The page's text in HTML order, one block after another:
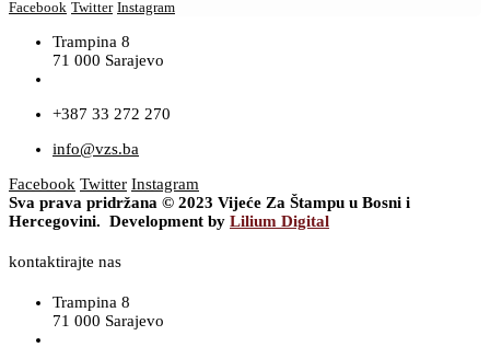
Facebook Twitter Instagram
Trampina 8
71 000 Sarajevo
+387 33 272 270
info@vzs.ba
Facebook Twitter Instagram
Sva prava pridržana © 2023 Vijeće Za Štampu u Bosni i
Hercegovini. Development by Lilium Digital
kontaktirajte nas
Trampina 8
71 000 Sarajevo